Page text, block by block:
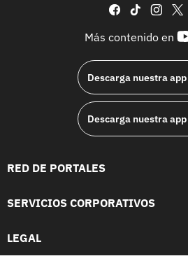
facebook
tiktok
Más contenido en
Descarga nuestra app
Descarga nuestra app
RED DE PORTALES
SERVICIOS CORPORATIVOS
LEGAL